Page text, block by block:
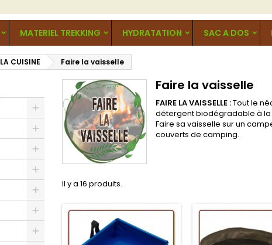
MATERIEL TREKKING HYDRATATION SAC A DOS
LA CUISINE Faire la vaisselle
Faire la vaisselle
FAIRE LA VAISSELLE :Tout le
détergent biodégradable à
Faire sa vaisselle sur un
couverts de camping.
Il y a 16 produits.